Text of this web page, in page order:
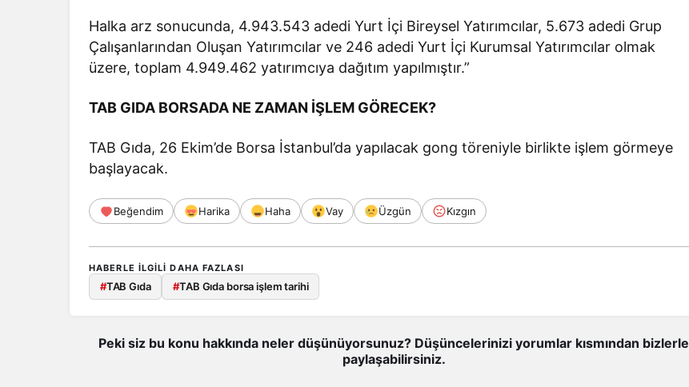
Halka arz sonucunda, 4.943.543 adedi Yurt İçi Bireysel Yatırımcılar, 5.673 adedi Grup
Çalışanlarından Oluşan Yatırımcılar ve 246 adedi Yurt İçi Kurumsal Yatırımcılar olmak
üzere, toplam 4.949.462 yatırımcıya dağıtım yapılmıştır.”
TAB GIDA BORSADA NE ZAMAN İŞLEM GÖRECEK?
TAB Gıda, 26 Ekim’de Borsa İstanbul’da yapılacak gong töreniyle birlikte işlem görmeye
başlayacak.
Beğendim Harika Haha Vay Üzgün Kızgın
HABERLE ILGILI DAHA FAZLASI
#TAB Gıda #TAB Gıda borsa işlem tarihi
Peki siz bu konu hakkında neler düşünüyorsunuz? Düşüncelerinizi yorumlar kısmından bizlerle
paylaşabilirsiniz.